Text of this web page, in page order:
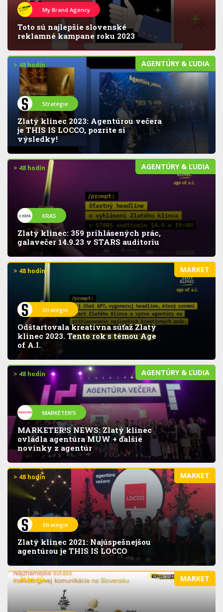
My Brand Agency
Toto sú najlepšie slovenské
reklamné kampane roku 2023
AGENTÚRY & ĽUDIA
> 48 hodín
Stratégie
Zlatý klinec 2023: Agentúrou večera
je THIS IS LOCCO, pozrite si
výsledky!
AGENTÚRY & ĽUDIA
> 48 hodín
KRAS
Zlatý klinec: 359 prihlásených prác,
galavečer 14.9.23 v STARS auditoriu
MARKET
> 48 hodín
Stratégie
Odštartovala kreatívna súťaž Zlatý
klinec 2023. Tento rok s témou Age
of A.I.
AGENTÚRY & ĽUDIA
> 48 hodín
MARKETER!S
MARKETER!S NEWS: Zlatý klinec
ovládla agentúra MUW + ďalšie
novinky z agentúr
MARKET
> 48 hodín
Stratégie
Zlatý klinec 2021: Najúspešnejšou
agentúrou je THIS IS LOCCO
MARKET
> 48 hodín